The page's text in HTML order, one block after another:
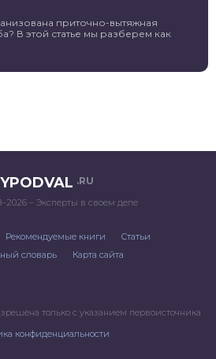
приточно-вытяжная
В этой статье мы разберем как
.RU
– Эксперты в своем деле
Рекомендуемые книги
Статьи
словарь
Карта сайта
только с указанием первоисточника
конфиденциальности